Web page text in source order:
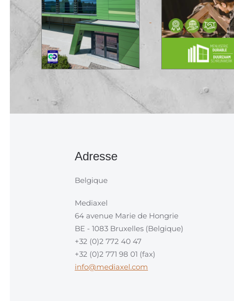
Adresse
Belgique
Mediaxel
64 avenue Marie de Hongrie
BE - 1083 Bruxelles (Belgique)
+32 (0)2 772 40 47
+32 (0)2 771 98 01 (fax)
info@mediaxel.com